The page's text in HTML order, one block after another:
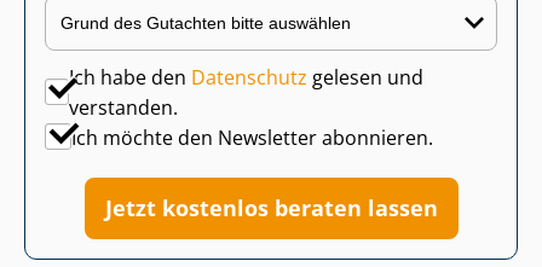
Ich habe den Datenschutz gelesen und
verstanden.
Ich möchte den Newsletter abonnieren.
Jetzt kostenlos beraten lassen